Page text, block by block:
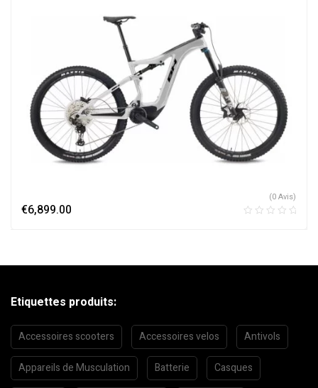
€6,899.00
(0 Avis)
Etiquettes produits:
Accessoires scooters Accessoires velos Antivols
Appareils de Musculation Batterie Casques